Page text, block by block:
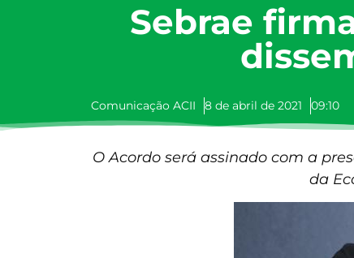
Sebrae
Comunicação ACII 8 de abril de 2021 09:10
O Acordo será assinado com a
da